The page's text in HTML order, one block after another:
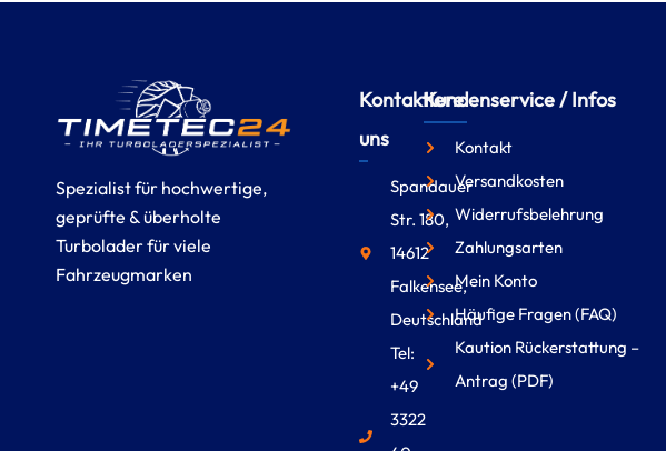
Spezialist für hochwertige,
geprüfte & überholte
Turbolader für viele
Fahrzeugmarken
Kontaktiere
uns
Spandauer
Str. 180,
14612
Falkensee,
Deutschland
Tel:
+49
3322
Kundenservice / Infos
Kontakt
Versandkosten
Widerrufsbelehrung
Zahlungsarten
Mein Konto
Häufige Fragen (FAQ)
Kaution Rückerstattung –
Antrag (PDF)